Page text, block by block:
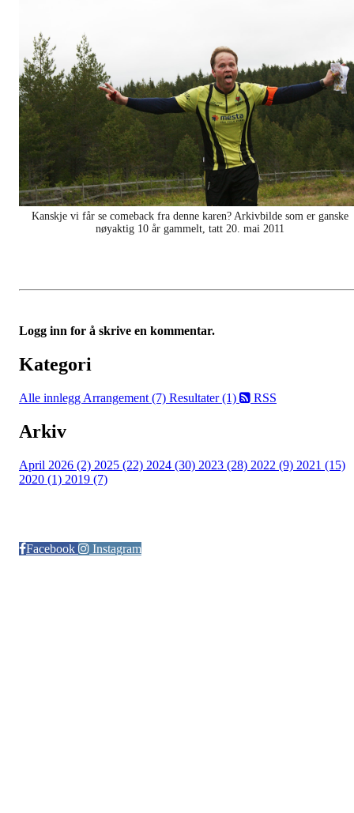
Kanskje vi får se comeback fra denne karen? Arkivbilde som er ganske
nøyaktig 10 år gammelt, tatt 20. mai 2011
Logg inn for å skrive en kommentar.
Kategori
Alle innlegg Arrangement (7) Resultater (1) RSS
Arkiv
April 2026 (2) 2025 (22) 2024 (30) 2023 (28) 2022 (9) 2021 (15)
2020 (1) 2019 (7)
Facebook
Instagram